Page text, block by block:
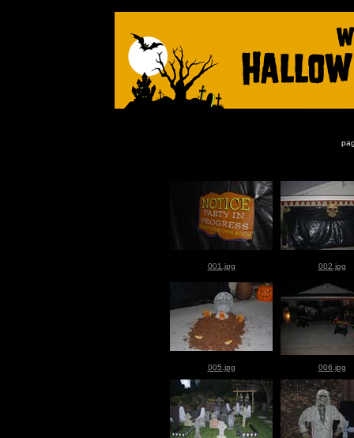
001.jpg 002.jpg
005.jpg 006.jpg